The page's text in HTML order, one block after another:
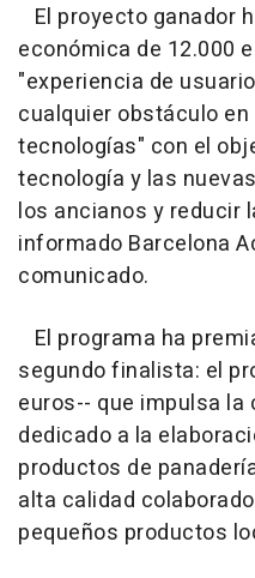
El proyecto ganador
económica de 12.000
"experiencia de
cualquier obstáculo
tecnologías" con el
tecnología y las
los ancianos y reducir
informado Barcelona
comunicado.
El programa ha
segundo finalista: el
euros-- que impulsa la
dedicado a la
productos de
alta calidad
pequeños productos